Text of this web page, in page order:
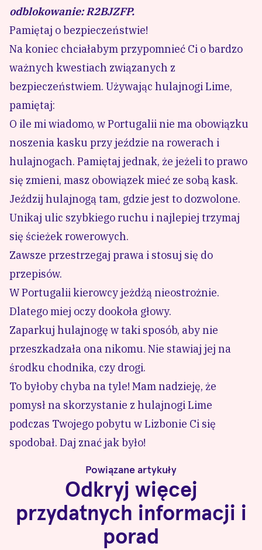
odblokowanie:R2BJZFP.
Pamiętaj o bezpieczeństwie!
Na koniec chciałabym przypomnieć Ci o bardzo
ważnych kwestiach związanych z
bezpieczeństwiem. Używając hulajnogi Lime,
pamiętaj:
O ile mi wiadomo, w Portugalii nie ma obowiązku
noszenia kasku przy jeździe na rowerach i
hulajnogach. Pamiętaj jednak, że jeżeli to prawo
się zmieni, masz obowiązek mieć ze sobą kask.
Jeździj hulajnogą tam, gdzie jest to dozwolone.
Unikaj ulic szybkiego ruchu i najlepiej trzymaj
się ścieżek rowerowych.
Zawsze przestrzegaj prawa i stosuj się do
przepisów.
W Portugalii kierowcy jeżdżą nieostrożnie.
Dlatego miej oczy dookoła głowy.
Zaparkuj hulajnogę w taki sposób, aby nie
przeszkadzała ona nikomu. Nie stawiaj jej na
środku chodnika, czy drogi.
To byłoby chyba na tyle! Mam nadzieję, że
pomysł na skorzystanie z hulajnogi Lime
podczas Twojego pobytu w Lizbonie Ci się
spodobał. Daj znać jak było!
Powiązane artykuły
Odkryj więcej
przydatnych informacji i
porad